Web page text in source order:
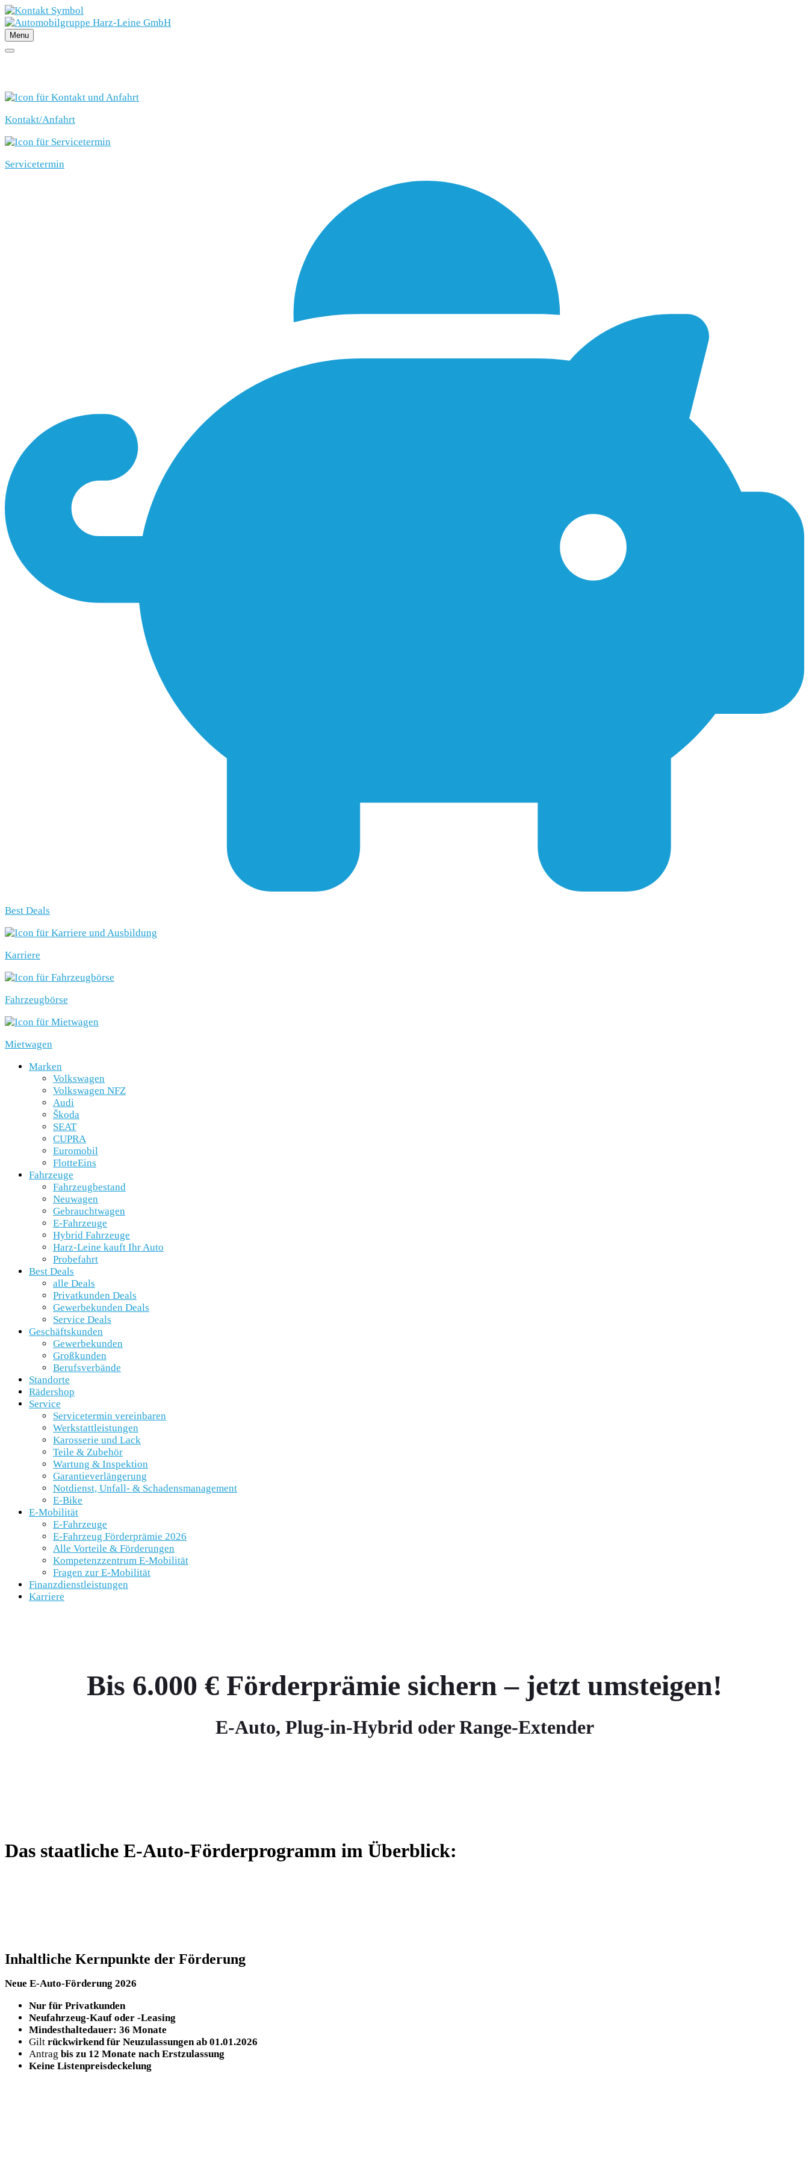
Menu
Kontakt/Anfahrt
Servicetermin
Best Deals
Karriere
Fahrzeugbörse
Mietwagen
Marken
Volkswagen
Volkswagen NFZ
Audi
Škoda
SEAT
CUPRA
Euromobil
FlotteEins
Fahrzeuge
Fahrzeugbestand
Neuwagen
Gebrauchtwagen
E-Fahrzeuge
Hybrid Fahrzeuge
Harz-Leine kauft Ihr Auto
Probefahrt
Best Deals
alle Deals
Privatkunden Deals
Gewerbekunden Deals
Service Deals
Geschäftskunden
Gewerbekunden
Großkunden
Berufsverbände
Standorte
Rädershop
Service
Servicetermin vereinbaren
Werkstattleistungen
Karosserie und Lack
Teile & Zubehör
Wartung & Inspektion
Garantieverlängerung
Notdienst, Unfall- & Schadensmanagement
E-Bike
E-Mobilität
E-Fahrzeuge
E-Fahrzeug Förderprämie 2026
Alle Vorteile & Förderungen
Kompetenzzentrum E-Mobilität
Fragen zur E-Mobilität
Finanzdienstleistungen
Karriere
Bis 6.000 € Förderprämie sichern – jetzt umsteigen!
E-Auto, Plug-in-Hybrid oder Range-Extender
Das staatliche E-Auto-Förderprogramm im Überblick:
Inhaltliche Kernpunkte der Förderung
Neue E-Auto-Förderung 2026
Nur für Privatkunden
Neufahrzeug-Kauf oder -Leasing
Mindesthaltedauer: 36 Monate
Gilt rückwirkend für Neuzulassungen ab 01.01.2026
Antrag bis zu 12 Monate nach Erstzulassung
Keine Listenpreisdeckelung